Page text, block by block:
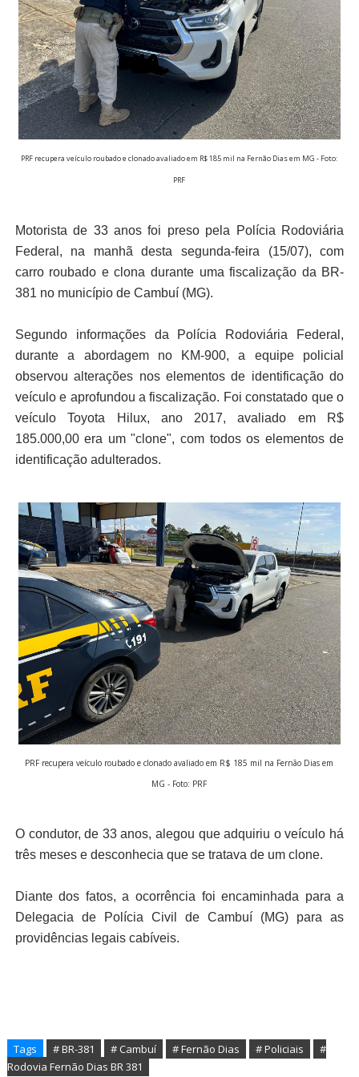
PRF recupera veículo roubado e clonado avaliado em R$ 185 mil na Fernão Dias em MG - Foto:
PRF
Motorista de 33 anos foi preso pela Polícia Rodoviária
Federal, na manhã desta segunda-feira (15/07), com
carro roubado e clona durante uma fiscalização da BR-
381 no município de Cambuí (MG).
Segundo informações da Polícia Rodoviária Federal,
durante a abordagem no KM-900, a equipe policial
observou alterações nos elementos de identificação do
veículo e aprofundou a fiscalização. Foi constatado que o
veículo Toyota Hilux, ano 2017, avaliado em R$
185.000,00 era um "clone", com todos os elementos de
identificação adulterados.
PRF recupera veículo roubado e clonado avaliado em R$ 185 mil na Fernão Dias em
MG - Foto: PRF
O condutor, de 33 anos, alegou que adquiriu o veículo há
três meses e desconhecia que se tratava de um clone.
Diante dos fatos, a ocorrência foi encaminhada para a
Delegacia de Polícia Civil de Cambuí (MG) para as
providências legais cabíveis.
Tags # BR-381 # Cambuí # Fernão Dias # Policiais
#
Rodovia Fernão Dias BR 381